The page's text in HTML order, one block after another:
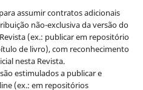
assumir contratos adicionais
não-exclusiva da versão do
(ex.: publicar em repositório
de livro), com reconhecimento
nesta Revista.
estimulados a publicar e
(ex.: em repositórios